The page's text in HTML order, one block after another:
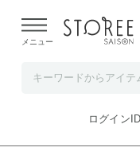
よる配送遅延が発生し
メニュー
ご指定のアイテムは取
トップへ戻る
ログイン